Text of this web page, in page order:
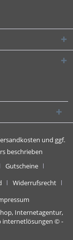
und ggf.
beschrieben
Gutscheine
Widerrufsrecht
Internetagentur,
internetlösungen © -